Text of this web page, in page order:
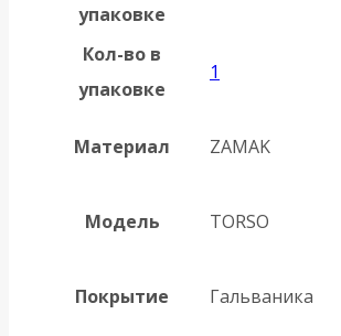
упаковке
Кол-во в
упаковке
1
Материал ZAMAK
Модель TORSO
Покрытие Гальваника